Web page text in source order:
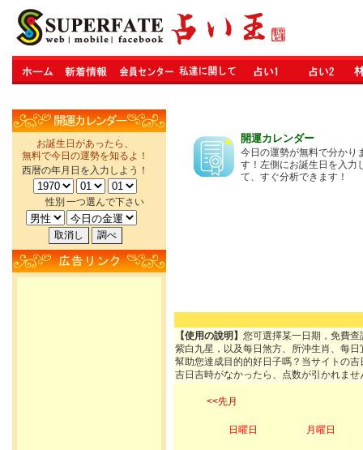
お誕生日があったら、
無料で今日の運勢を知るよ！
西暦の年月日を入力しよう！
性別 一つ選んで下さい
開運カレンダー
今日の運勢が無料で分かり
す！左側にお誕生日を入力
て、すぐ分析できます！
【使用の說明】 您可選擇某一日期，免費
紫白九星，以及每日煞方、所沖生肖、每
幫助您達成目的的好日子嗎？当サイトの
吉日吉時がなかったら、点数が引かれませ
<<先月
日曜日 月曜日